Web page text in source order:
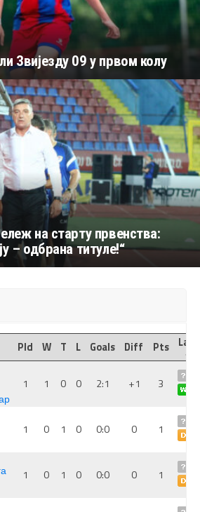
Звијезду 09 у првом колу
на старту првенства:
– одбрана титуле!“